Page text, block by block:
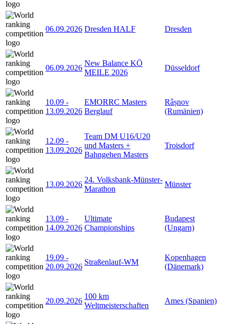
06.09.2026 Dresden HALF Dresden
06.09.2026
New Balance KÖ
MEILE 2026
Düsseldorf
10.09 -
13.09.2026
EMORRC Masters
Berglauf
Râșnov
(Rumänien)
12.09 -
13.09.2026
Team DM U16/U20
und Masters +
Bahngehen Masters
Troisdorf
13.09.2026
24. Volksbank-Münster-
Marathon
Münster
13.09 -
14.09.2026
Ultimate
Championships
Budapest
(Ungarn)
19.09 -
20.09.2026
Straßenlauf-WM
Kopenhagen
(Dänemark)
20.09.2026
100 km
Weltmeisterschaften
Ames (Spanien)